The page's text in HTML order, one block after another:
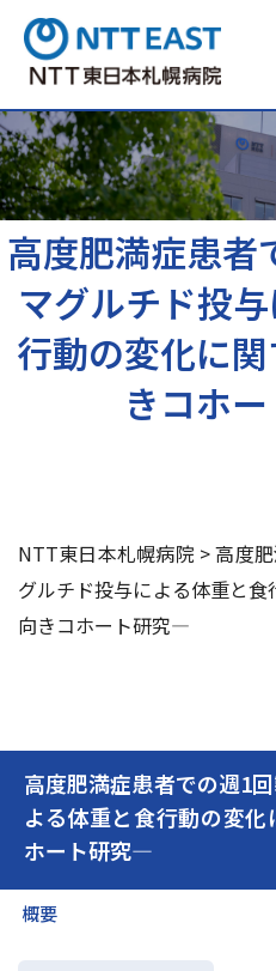
当院について
ご来院される方へ
診療科・部門
医療・介護関係の方
交通アクセス
高度肥満症患者での週1
よる体重と食行動の変
ホート研究―
概要
高度肥満症患者
マグルチド投
行動の変化に
きコホ
NTT東日本札幌病院 >高度
グルチド投与による体重と
向きコホート研究―